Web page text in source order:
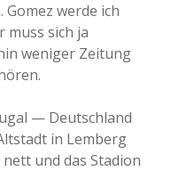
werde ich
muss sich ja
weniger Zeitung
— Deutschland
in Lemberg
und das Stadion